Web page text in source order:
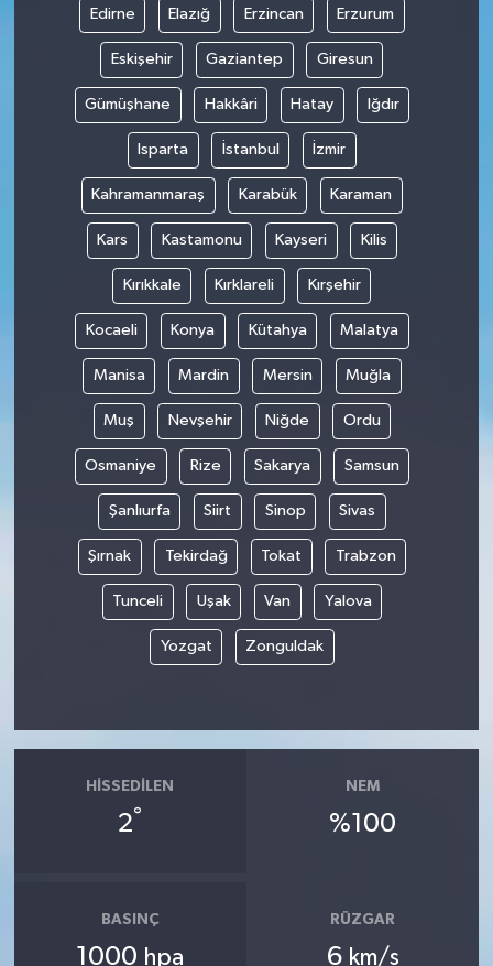
Edirne Elazığ Erzincan Erzurum
Eskişehir Gaziantep Giresun
Gümüşhane Hakkâri Hatay Iğdır
Isparta İstanbul İzmir
Kahramanmaraş Karabük Karaman
Kars Kastamonu Kayseri Kilis
Kırıkkale Kırklareli Kırşehir
Kocaeli Konya Kütahya Malatya
Manisa Mardin Mersin Muğla
Muş Nevşehir Niğde Ordu
Osmaniye Rize Sakarya Samsun
Şanlıurfa Siirt Sinop Sivas
Şırnak Tekirdağ Tokat Trabzon
Tunceli Uşak Van Yalova
Yozgat Zonguldak
HISSEDILEN
2°
NEM
%100
BASINÇ
1000 hpa
RÜZGAR
6 km/s